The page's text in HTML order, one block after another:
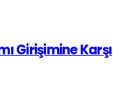
Girişimine Karşı